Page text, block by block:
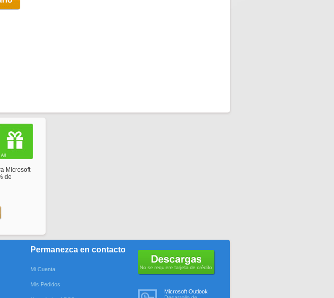
Microsoft
de
Permanezca en contacto
Mi Cuenta
Mis Pedidos
No se requiere tarjeta de
crédito
Microsoft Outlook